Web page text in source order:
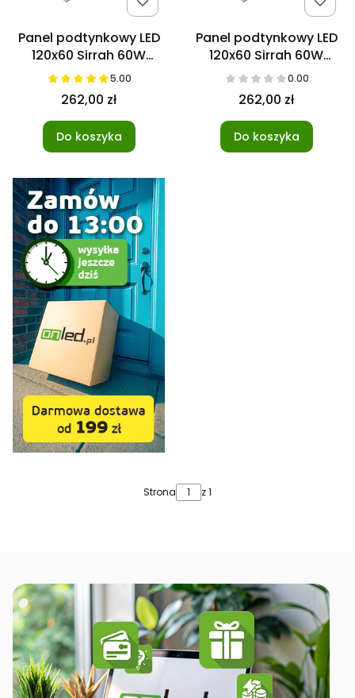
Panel podtynkowy LED
120x60 Sirrah 60W
4000K5.00
262,00 zł
Do koszyka
Panel podtynkowy LED
120x60 Sirrah 60W
6000K0.00
262,00 zł
Do koszyka
Strona z 1